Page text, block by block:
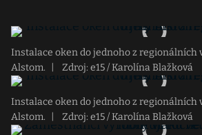
Instalace oken do jednoho z regionálních
Alstom.
Zdroj: e15 / Karolína Blažková
Instalace oken do jednoho z regionálních
Alstom.
Zdroj: e15 / Karolína Blažková